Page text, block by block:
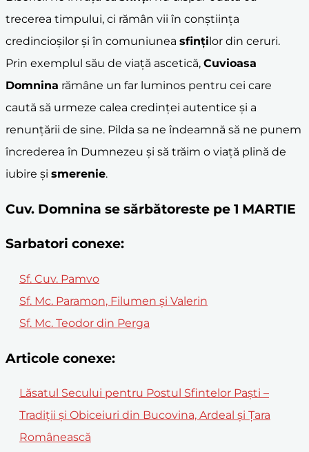
trecerea timpului, ci rămân vii în conștiința
credincioșilor și în comuniunea sfinților din ceruri.
Prin exemplul său de viață ascetică, Cuvioasa
Domnina rămâne un far luminos pentru cei care
caută să urmeze calea credinței autentice și a
renunțării de sine. Pilda sa ne îndeamnă să ne punem
încrederea în Dumnezeu și să trăim o viață plină de
iubire și smerenie.
Cuv. Domnina se sărbătoreste pe 1 MARTIE
Sarbatori conexe:
Sf. Cuv. Pamvo
Sf. Mc. Paramon, Filumen şi Valerin
Sf. Mc. Teodor din Perga
Articole conexe:
Lăsatul Secului pentru Postul Sfintelor Paști –
Tradiții și Obiceiuri din Bucovina, Ardeal și Țara
Românească